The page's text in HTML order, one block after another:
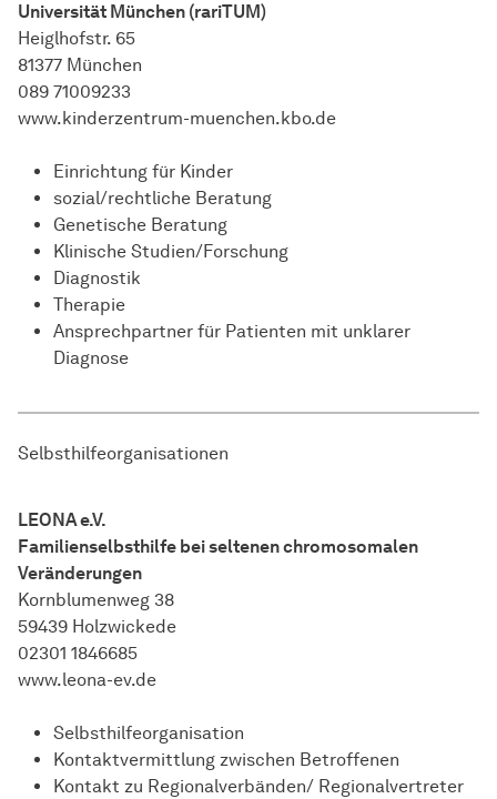
Universität München (rariTUM)
Heiglhofstr. 65
81377 München
089 71009233
www.kinderzentrum-muenchen.kbo.de
Einrichtung für Kinder
sozial/rechtliche Beratung
Genetische Beratung
Klinische Studien/Forschung
Diagnostik
Therapie
Ansprechpartner für Patienten mit unklarer
Diagnose
Selbsthilfeorganisationen
LEONA e.V.
Familienselbsthilfe bei seltenen chromosomalen
Veränderungen
Kornblumenweg 38
59439 Holzwickede
02301 1846685
www.leona-ev.de
Selbsthilfeorganisation
Kontaktvermittlung zwischen Betroffenen
Kontakt zu Regionalverbänden/ Regionalvertreter